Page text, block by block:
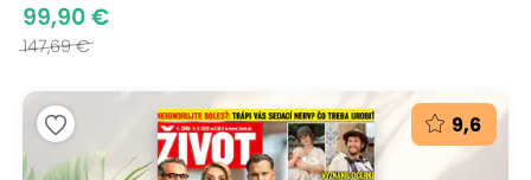
99,90 €
147,69 €
9,6